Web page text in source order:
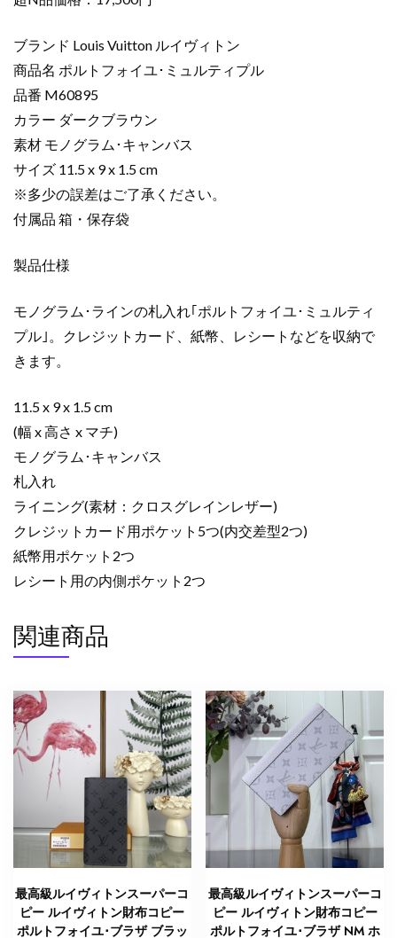
ピ
ー
ポ
ル
ト
フ
ォ
イ
ユ･
ミ
ル
ィ
プ
ル
ー
ブ
ラ
ウ
ン
M60895
モ
ノ
グ
ム･
キ
ン
バ
ス
個
ブランド Louis Vuitton ルイヴィトン
商品名 ポルトフォイユ･ミュルティプル
品番 M60895
カラー ダークブラウン
素材 モノグラム･キャンバス
サイズ 11.5 x 9 x 1.5 cm
※多少の誤差はご了承ください。
付属品 箱・保存袋
製品仕様
モノグラム･ラインの札入れ｢ポルトフォイユ･ミュルティ
プル｣。クレジットカード、紙幣、レシートなどを収納で
きます。
11.5 x 9 x 1.5 cm
(幅 x 高さ x マチ)
モノグラム･キャンバス
札入れ
ライニング(素材：クロスグレインレザー)
クレジットカード用ポケット5つ(内交差型2つ)
紙幣用ポケット2つ
レシート用の内側ポケット2つ
関連商品
最高級ルイヴィトンスーパーコ
ピー ルイヴィトン財布コピー
ポルトフォイユ･ブラザ ブラッ
最高級ルイヴィトンスーパーコ
ピー ルイヴィトン財布コピー
ポルトフォイユ･ブラザ NM ホ